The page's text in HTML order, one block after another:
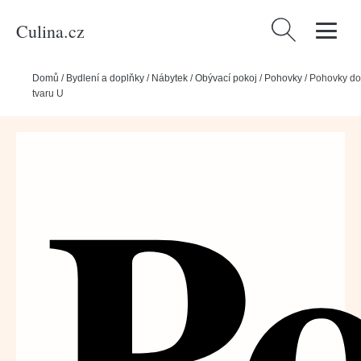
Culina.cz Vyhledávání
Domů / Bydlení a doplňky / Nábytek /Obývací pokoj / Pohovky / Pohovky do
tvaru U